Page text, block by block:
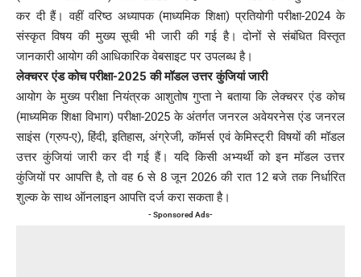
कर दी हैं। वहीं वरिष्ठ अध्यापक (माध्यमिक शिक्षा) प्रतियोगी परीक्षा-2024 के
संस्कृत विषय की मुख्य सूची भी जारी की गई है। दोनों से संबंधित विस्तृत
जानकारी आयोग की आधिकारिक वेबसाइट पर उपलब्ध है।
लेक्चरर एंड कोच परीक्षा-2025 की मॉडल उत्तर कुंजियां जारी
आयोग के मुख्य परीक्षा नियंत्रक आशुतोष गुप्ता ने बताया कि लेक्चरर एंड कोच
(माध्यमिक शिक्षा विभाग) परीक्षा-2025 के अंतर्गत जनरल अवेयरनेस एंड जनरल
साइंस (ग्रुप-ए), हिंदी, इतिहास, अंग्रेजी, कॉमर्स एवं केमिस्ट्री विषयों की मॉडल
उत्तर कुंजियां जारी कर दी गई हैं। यदि किसी अभ्यर्थी को इन मॉडल उत्तर
कुंजियों पर आपत्ति है, तो वह 6 से 8 जून 2026 की रात 12 बजे तक निर्धारित
शुल्क के साथ ऑनलाइन आपत्ति दर्ज करा सकता है।
- Sponsored Ads-